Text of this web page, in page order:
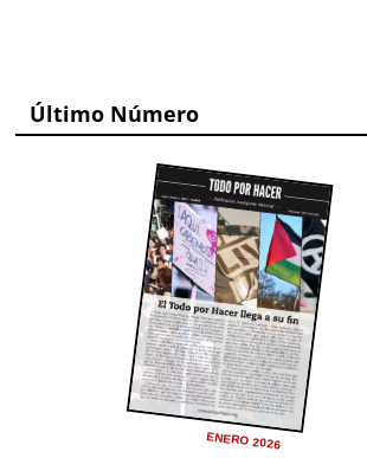
Último Número
ENERO 2026